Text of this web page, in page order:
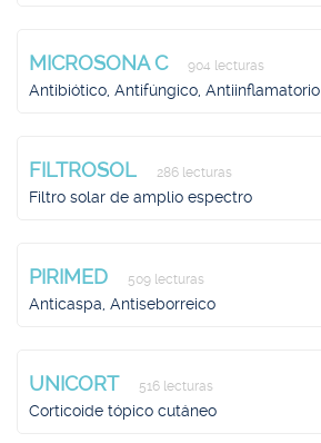
MICROSONA C 904 lecturas
Antibiótico, Antifúngico, Antiinflamatorio
FILTROSOL 286 lecturas
Filtro solar de amplio espectro
PIRIMED 509 lecturas
Anticaspa, Antiseborreico
UNICORT 516 lecturas
Corticoide tópico cutáneo